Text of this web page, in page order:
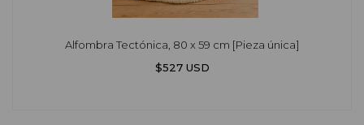
Alfombra Tectónica, 80 x 59 cm [Pieza única]
$527 USD